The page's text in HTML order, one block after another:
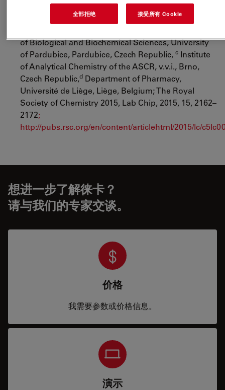
, Frantisek Foretc and Jörg P. Kuttera;
Department of Pharmacy, University of
of Biological and Biochemical Sciences, University
of Pardubice, Pardubice, Czech Republic, c Institute
of Analytical Chemistry of the ASCR, v.v.i., Brno,
Czech Republic,d Department of Pharmacy,
Université de Liège, Liège, Belgium; The Royal
Society of Chemistry 2015, Lab Chip, 2015, 15, 2162–
2172;
http://pubs.rsc.org/en/content/articlehtml/2015/lc/
想进一步了解徕卡？
请与我们的专家交谈。
价格
我需要参数或价格信息。
演示
全部拒绝 接受所有 Cookie